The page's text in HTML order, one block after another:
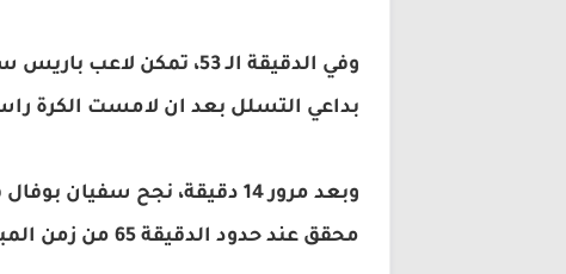
وفي الدقيقة الـ 53،
بداعي التسلل بعد ان لامست الكرة راس المدافع
وبعد مرور 14 دقيقة، نجح
محقق عند حدود الدقيقة 65 من زمن المباراة.